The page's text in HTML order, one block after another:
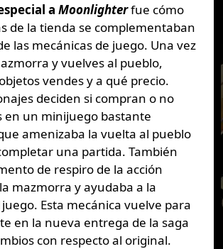
a Moonlighterfue cómo
de la tienda se complementaban
las mecánicas de juego. Una vez
y vuelves al pueblo,
vendes y a qué precio.
deciden si compran o no
en un minijuego bastante
amenizaba la vuelta al pueblo
una partida. También
de respiro de la acción
mazmorra y ayudaba a la
Esta mecánica vuelve para
en la nueva entrega de la saga
con respecto al original.